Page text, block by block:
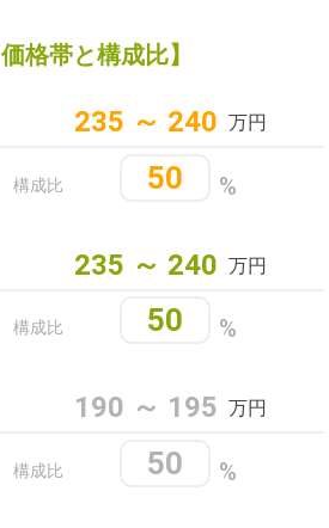
価格帯と構成比】
235 ～ 240 万円
%
50
構成比
235 ～ 240 万円
%
50
構成比
190 ～ 195 万円
%
50
構成比